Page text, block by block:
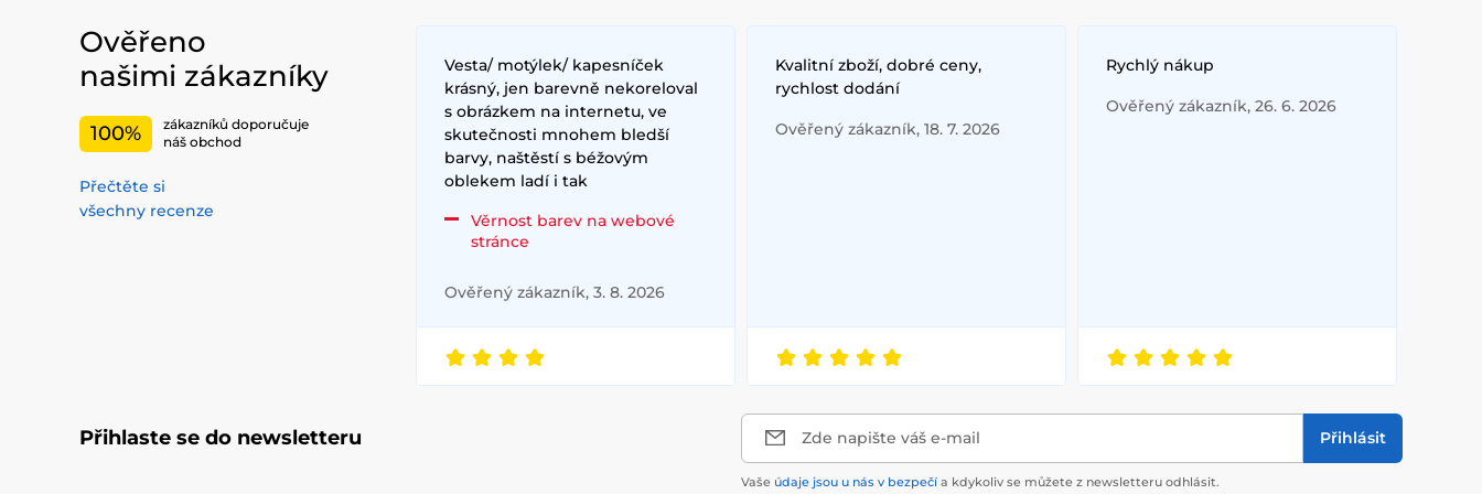
Ověřeno
našimi zákazníky
100%
zákazníků doporučuje
náš obchod
Přečtěte si
všechny recenze
Vesta/ motýlek/ kapesníček
krásný, jen barevně nekoreloval
s obrázkem na internetu, ve
skutečnosti mnohem bledší
barvy, naštěstí s béžovým
oblekem ladí i tak
Věrnost barev na webové
stránce
Ověřený zákazník, 3. 8. 2026
Kvalitní zboží, dobré ceny,
rychlost dodání
Ověřený zákazník, 18. 7. 2026
Rychlý nákup
Ověřený zákazník, 26. 6. 2026
Přihlaste se do newsletteru Zde napište váš e-mail Přihlásit
Vaše údaje jsou u nás v bezpečí a kdykoliv se můžete z newsletteru odhlásit.